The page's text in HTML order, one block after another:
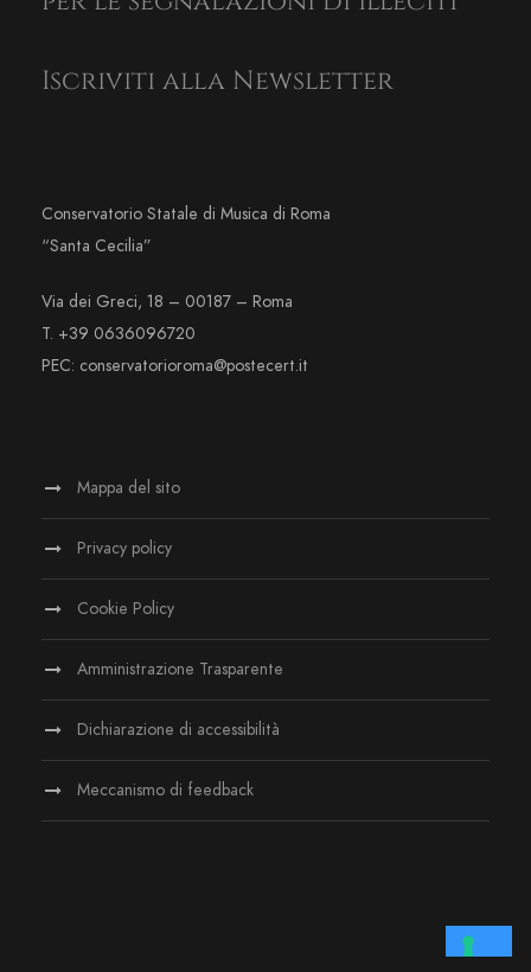
Iscriviti alla Newsletter
Conservatorio Statale di Musica di Roma
“Santa Cecilia”
Via dei Greci, 18 – 00187 – Roma
T. +39 0636096720
PEC: conservatorioroma@postecert.it
Mappa del sito
Privacy policy
Cookie Policy
Amministrazione Trasparente
Dichiarazione di accessibilità
Meccanismo di feedback